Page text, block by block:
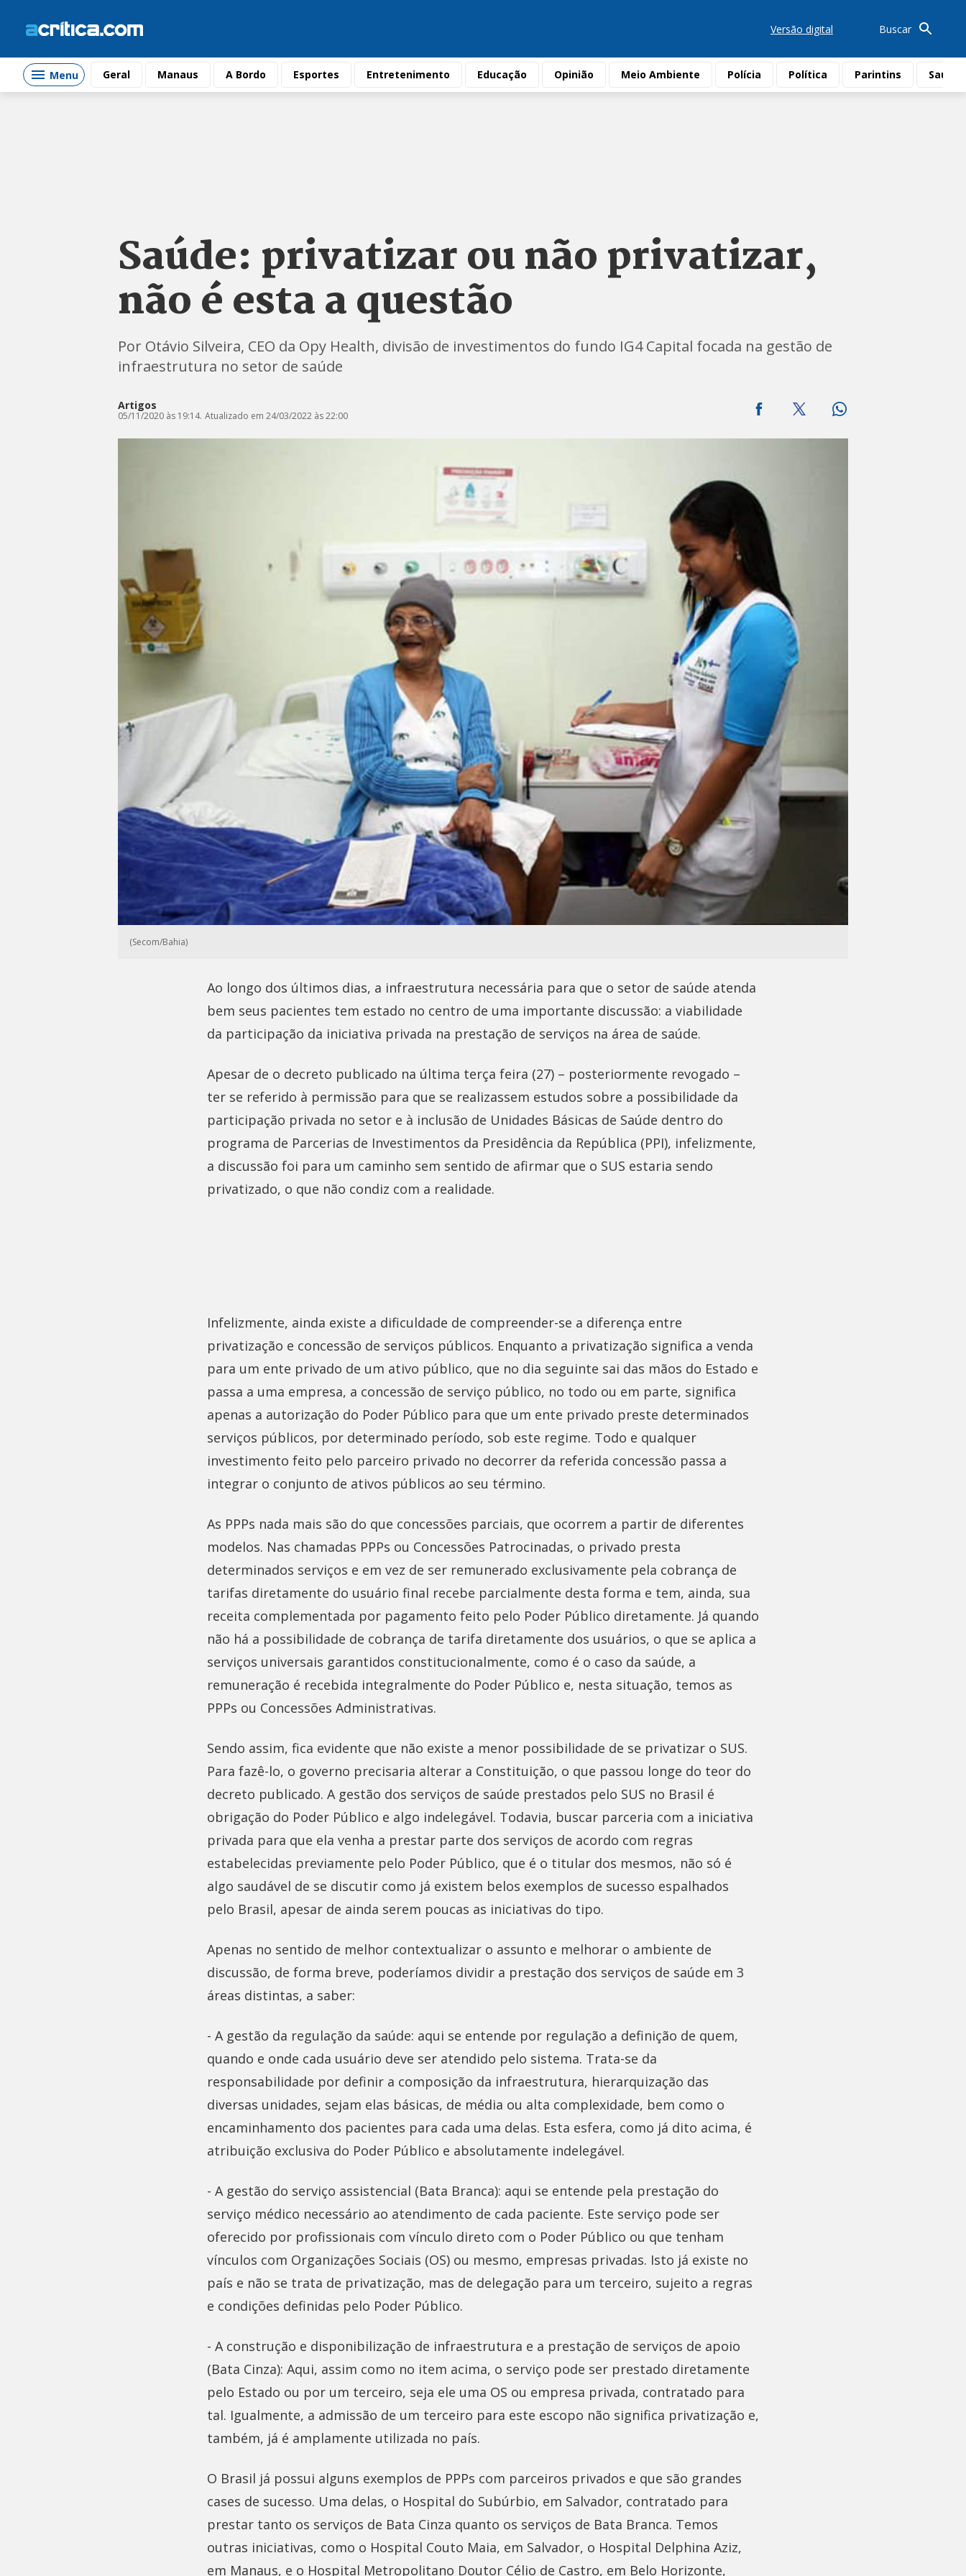
Versão digital Buscar
Menu Geral Manaus A Bordo Esportes Entretenimento Educação Opinião Meio Ambiente Polícia Política Parintins Saúde
Saúde: privatizar ou não privatizar,
não é esta a questão
Por Otávio Silveira, CEO da Opy Health, divisão de investimentos do fundo IG4 Capital focada na gestão de
infraestrutura no setor de saúde
Artigos
05/11/2020 às 19:14. Atualizado em 24/03/2022 às 22:00
(Secom/Bahia)
Ao longo dos últimos dias, a infraestrutura necessária para que o setor de saúde atenda
bem seus pacientes tem estado no centro de uma importante discussão: a viabilidade
da participação da iniciativa privada na prestação de serviços na área de saúde.
Apesar de o decreto publicado na última terça feira (27) – posteriormente revogado –
ter se referido à permissão para que se realizassem estudos sobre a possibilidade da
participação privada no setor e à inclusão de Unidades Básicas de Saúde dentro do
programa de Parcerias de Investimentos da Presidência da República (PPI), infelizmente,
a discussão foi para um caminho sem sentido de afirmar que o SUS estaria sendo
privatizado, o que não condiz com a realidade.
Infelizmente, ainda existe a dificuldade de compreender-se a diferença entre
privatização e concessão de serviços públicos. Enquanto a privatização significa a venda
para um ente privado de um ativo público, que no dia seguinte sai das mãos do Estado e
passa a uma empresa, a concessão de serviço público, no todo ou em parte, significa
apenas a autorização do Poder Público para que um ente privado preste determinados
serviços públicos, por determinado período, sob este regime. Todo e qualquer
investimento feito pelo parceiro privado no decorrer da referida concessão passa a
integrar o conjunto de ativos públicos ao seu término.
As PPPs nada mais são do que concessões parciais, que ocorrem a partir de diferentes
modelos. Nas chamadas PPPs ou Concessões Patrocinadas, o privado presta
determinados serviços e em vez de ser remunerado exclusivamente pela cobrança de
tarifas diretamente do usuário final recebe parcialmente desta forma e tem, ainda, sua
receita complementada por pagamento feito pelo Poder Público diretamente. Já quando
não há a possibilidade de cobrança de tarifa diretamente dos usuários, o que se aplica a
serviços universais garantidos constitucionalmente, como é o caso da saúde, a
remuneração é recebida integralmente do Poder Público e, nesta situação, temos as
PPPs ou Concessões Administrativas.
Sendo assim, fica evidente que não existe a menor possibilidade de se privatizar o SUS.
Para fazê-lo, o governo precisaria alterar a Constituição, o que passou longe do teor do
decreto publicado. A gestão dos serviços de saúde prestados pelo SUS no Brasil é
obrigação do Poder Público e algo indelegável. Todavia, buscar parceria com a iniciativa
privada para que ela venha a prestar parte dos serviços de acordo com regras
estabelecidas previamente pelo Poder Público, que é o titular dos mesmos, não só é
algo saudável de se discutir como já existem belos exemplos de sucesso espalhados
pelo Brasil, apesar de ainda serem poucas as iniciativas do tipo.
Apenas no sentido de melhor contextualizar o assunto e melhorar o ambiente de
discussão, de forma breve, poderíamos dividir a prestação dos serviços de saúde em 3
áreas distintas, a saber:
- A gestão da regulação da saúde: aqui se entende por regulação a definição de quem,
quando e onde cada usuário deve ser atendido pelo sistema. Trata-se da
responsabilidade por definir a composição da infraestrutura, hierarquização das
diversas unidades, sejam elas básicas, de média ou alta complexidade, bem como o
encaminhamento dos pacientes para cada uma delas. Esta esfera, como já dito acima, é
atribuição exclusiva do Poder Público e absolutamente indelegável.
- A gestão do serviço assistencial (Bata Branca): aqui se entende pela prestação do
serviço médico necessário ao atendimento de cada paciente. Este serviço pode ser
oferecido por profissionais com vínculo direto com o Poder Público ou que tenham
vínculos com Organizações Sociais (OS) ou mesmo, empresas privadas. Isto já existe no
país e não se trata de privatização, mas de delegação para um terceiro, sujeito a regras
e condições definidas pelo Poder Público.
- A construção e disponibilização de infraestrutura e a prestação de serviços de apoio
(Bata Cinza): Aqui, assim como no item acima, o serviço pode ser prestado diretamente
pelo Estado ou por um terceiro, seja ele uma OS ou empresa privada, contratado para
tal. Igualmente, a admissão de um terceiro para este escopo não significa privatização e,
também, já é amplamente utilizada no país.
O Brasil já possui alguns exemplos de PPPs com parceiros privados e que são grandes
cases de sucesso. Uma delas, o Hospital do Subúrbio, em Salvador, contratado para
prestar tanto os serviços de Bata Cinza quanto os serviços de Bata Branca. Temos
outras iniciativas, como o Hospital Couto Maia, em Salvador, o Hospital Delphina Aziz,
em Manaus, e o Hospital Metropolitano Doutor Célio de Castro, em Belo Horizonte,